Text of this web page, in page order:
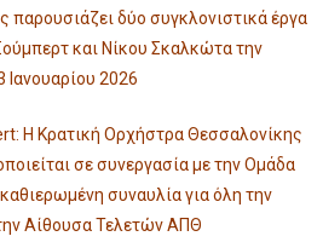
παρουσιάζει δύο συγκλονιστικά έργα
και Νίκου Σκαλκώτα την
Ιανουαρίου 2026
Η Κρατική Ορχήστρα Θεσσαλονίκης
σε συνεργασία με την Ομάδα
συναυλία για όλη την
Αίθουσα Τελετών ΑΠΘ